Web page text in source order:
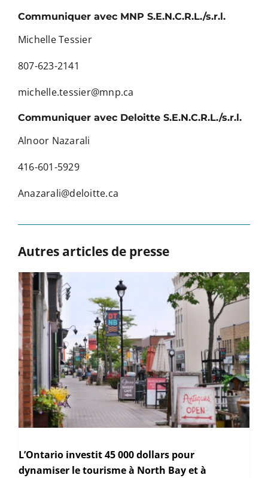
Communiquer avec MNP S.E.N.C.R.L./s.r.l.
Michelle Tessier
807-623-2141
michelle.tessier@mnp.ca
Communiquer avec Deloitte S.E.N.C.R.L./s.r.l.
Alnoor Nazarali
416-601-5929
Anazarali@deloitte.ca
Autres articles de presse
L’Ontario investit 45 000 dollars pour
dynamiser le tourisme à North Bay et à